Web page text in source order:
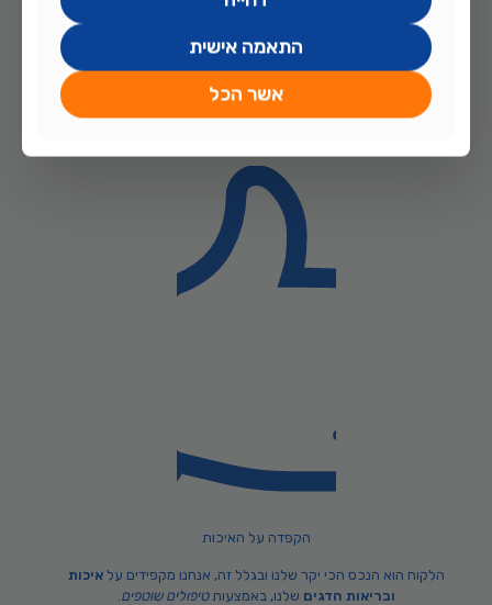
דגים מתוצרת החווה
איסוף, גידול והשבחה של
. אנחנו מטפלים
הקפדה על האיכות
הלקוח הוא הנכס הכי יקר שלנו ובגלל זה, אנחנו מקפידים על איכות
ובריאות הדגים שלנו, באמצעותטיפולים שוטפים.
התאמה אישית
אשר הכל